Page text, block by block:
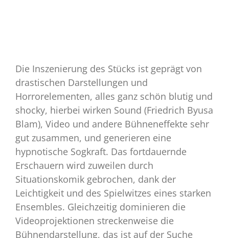
Die Inszenierung des Stücks ist geprägt von
drastischen Darstellungen und
Horrorelementen, alles ganz schön blutig und
shocky, hierbei wirken Sound (Friedrich Byusa
Blam), Video und andere Bühneneffekte sehr
gut zusammen, und generieren eine
hypnotische Sogkraft. Das fortdauernde
Erschauern wird zuweilen durch
Situationskomik gebrochen, dank der
Leichtigkeit und des Spielwitzes eines starken
Ensembles. Gleichzeitig dominieren die
Videoprojektionen streckenweise die
Bühnendarstellung, das ist auf der Suche